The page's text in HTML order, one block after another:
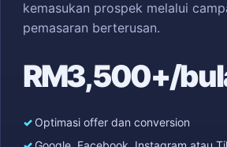
kemasukan prospek melalui
pemasaran berterusan.
RM3,500+/
Optimasi offer dan conversion